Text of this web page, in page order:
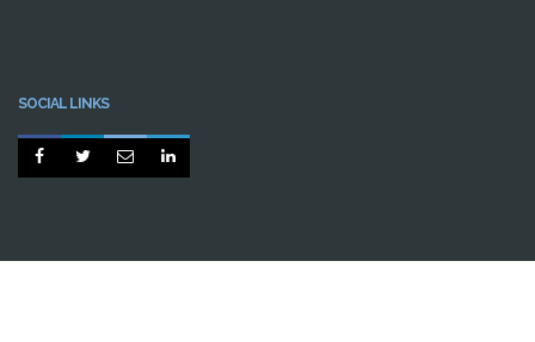
SOCIAL LINKS
   